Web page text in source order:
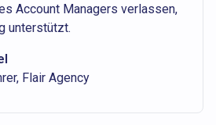
Account Managers verlassen,
unterstützt.
Flair Agency